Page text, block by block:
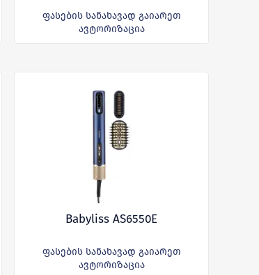
ფასების სანახავად გაიარეთ
ავტორიზაცია
Babyliss AS6550E
ფასების სანახავად გაიარეთ
ავტორიზაცია